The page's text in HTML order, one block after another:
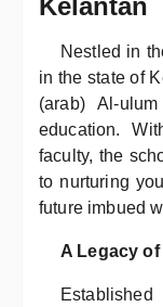
Kelantan
Nestled in
in the state of
(arab) Al-
education.
faculty, the
to nurturing
future imbued
A Legacy